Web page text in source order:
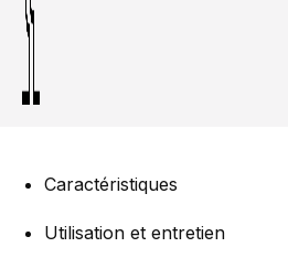
Caractéristiques
Utilisation et entretien